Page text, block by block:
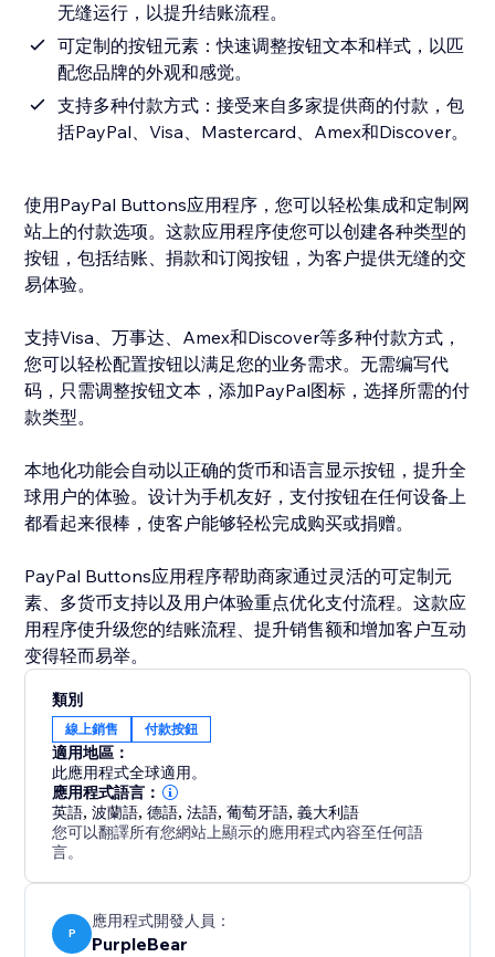
无缝运行，以提升结账流程。
可定制的按钮元素：快速调整按钮文本和样式，以匹
配您品牌的外观和感觉。
支持多种付款方式：接受来自多家提供商的付款，包
括PayPal、Visa、Mastercard、Amex和Discover。
使用PayPal Buttons应用程序，您可以轻松集成和定制网
站上的付款选项。这款应用程序使您可以创建各种类型的
按钮，包括结账、捐款和订阅按钮，为客户提供无缝的交
易体验。
支持Visa、万事达、Amex和Discover等多种付款方式，
您可以轻松配置按钮以满足您的业务需求。无需编写代
码，只需调整按钮文本，添加PayPal图标，选择所需的付
款类型。
本地化功能会自动以正确的货币和语言显示按钮，提升全
球用户的体验。设计为手机友好，支付按钮在任何设备上
都看起来很棒，使客户能够轻松完成购买或捐赠。
PayPal Buttons应用程序帮助商家通过灵活的可定制元
素、多货币支持以及用户体验重点优化支付流程。这款应
用程序使升级您的结账流程、提升销售额和增加客户互动
变得轻而易举。
類別
線上銷售 付款按鈕
適用地區：
此應用程式全球適用。
應用程式語言：
英語,波蘭語,德語,法語,葡萄牙語,義大利語
您可以翻譯所有您網站上顯示的應用程式內容至任何語
言。
P
應用程式開發人員：
PurpleBear